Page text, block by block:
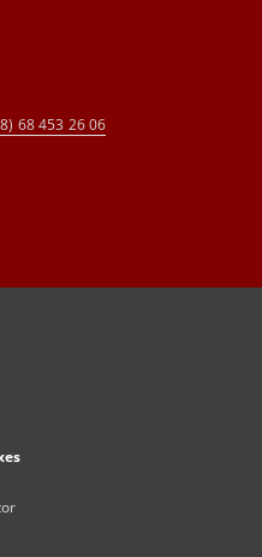
68 453 26 06